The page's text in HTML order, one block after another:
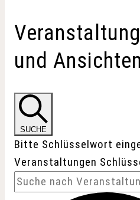
und
SUCHE
Bitte Schlüsselwort
Veranstaltungen